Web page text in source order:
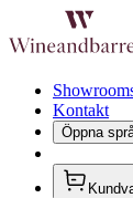
Kontakt
Öppna